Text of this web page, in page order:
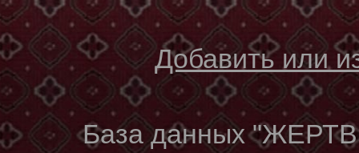
Добавить или
База данных